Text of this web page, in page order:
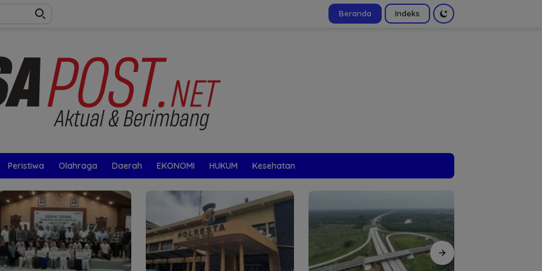
Beranda Indeks
Peristiwa Olahraga Daerah EKONOMI HUKUM Kesehatan